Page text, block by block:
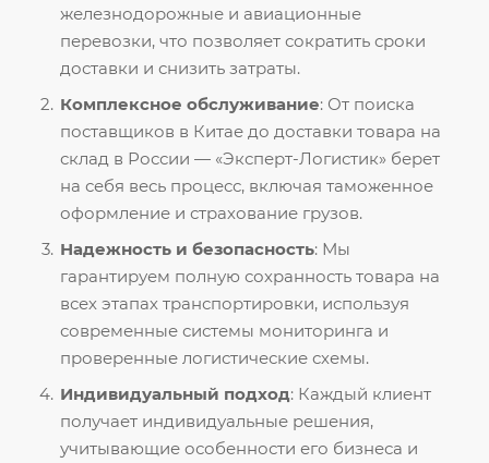
железнодорожные и авиационные
перевозки, что позволяет сократить сроки
доставки и снизить затраты.
Комплексное обслуживание: От поиска
поставщиков в Китае до доставки товара на
склад в России — «Эксперт-Логистик» берет
на себя весь процесс, включая таможенное
оформление и страхование грузов.
Надежность и безопасность: Мы
гарантируем полную сохранность товара на
всех этапах транспортировки, используя
современные системы мониторинга и
проверенные логистические схемы.
Индивидуальный подход: Каждый клиент
получает индивидуальные решения,
учитывающие особенности его бизнеса и